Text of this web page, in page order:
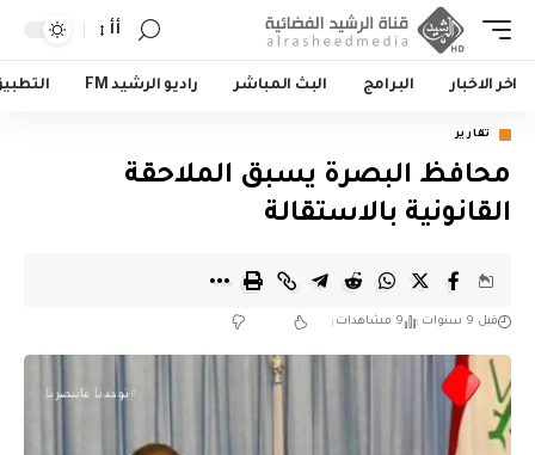
أأ
اخر الاخبار البرامج البث المباشر راديو الرشيد FM
تقارير
محافظ البصرة يسبق الملاحقة
القانونية بالاستقالة
قبل 9 سنوات 9 مشاهدات